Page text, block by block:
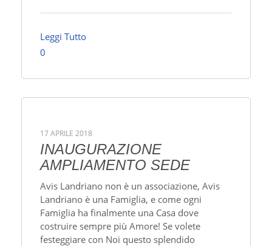
Leggi Tutto
0
17 APRILE 2018
INAUGURAZIONE
AMPLIAMENTO SEDE
Avis Landriano non è un associazione, Avis
Landriano è una Famiglia, e come ogni
Famiglia ha finalmente una Casa dove
costruire sempre più Amore! Se volete
festeggiare con Noi questo splendido